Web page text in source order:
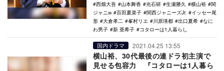
西畑大吾
山本舞香 光石研 生瀬勝久 横山裕
関
ジャニ∞
百田夏菜子 関西ジャニーズJr.
イッセー尾
形
大倉孝二 峯村リエ 川原瑛都 出口夏希
なに
わ男子
新 亜希子 コタローは1人暮らし
国内ドラマ 2021.04.25 13:55
横山裕、30代最後の連ドラ初主演で
見せる包容力 『コタローは1人暮ら